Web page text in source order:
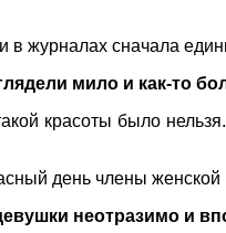
в журналах сначала
мило и как-то
красоты было
день члены
неотразимо и